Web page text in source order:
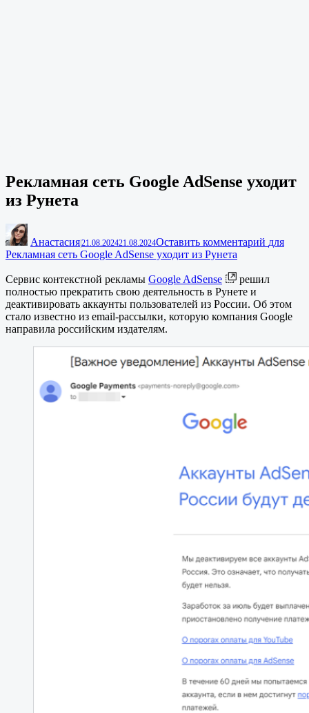
Рекламная сеть Google AdSense уходит
из Рунета
Анастасия21.08.202421.08.2024Оставить комментарий для
Рекламная сеть Google AdSense уходит из Рунета
Сервис контекстной рекламы Google AdSense
решил
полностью прекратить свою деятельность в Рунете и
деактивировать аккаунты пользователей из России. Об этом
стало известно из email-рассылки, которую компания Google
направила российским издателям.